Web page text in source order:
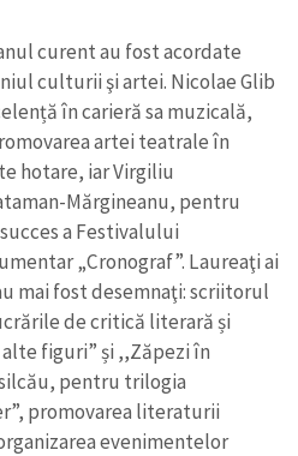
curent au fost acordate
culturii şi artei. Nicolae Glib
în carieră sa muzicală,
artei teatrale în
hotare, iar Virgiliu
Mărgineanu, pentru
a Festivalului
„Cronograf”. Laureaţi ai
mai fost desemnaţi: scriitorul
de critică literară și
figuri” și ,,Zăpezi în
pentru trilogia
promovarea literaturii
evenimentelor